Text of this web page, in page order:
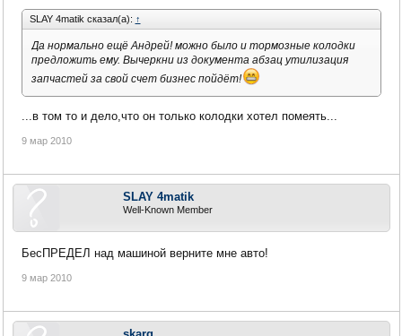
SLAY 4matik сказал(а): ↑
Да нормально ещё Андрей! можно было и тормозные колодки
предложить ему. Вычеркни из документа абзац утилизация
запчастей за свой счет бизнес пойдёт!
...в том то и дело,что он только колодки хотел помеять...
9 мар 2010
SLAY 4matik
Well-Known Member
БесПРЕДЕЛ над машиной верните мне авто!
9 мар 2010